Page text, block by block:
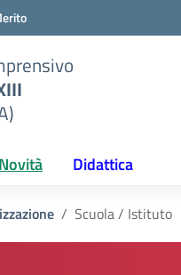
Novità Didattica
Scuola / Istituto